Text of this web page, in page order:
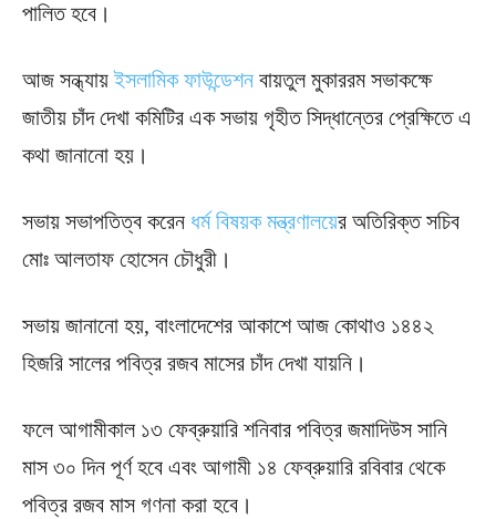
পালিত হবে।
আজ সন্ধ্যায়ইসলামিক ফাউন্ডেশন বায়তুল মুকাররম সভাকক্ষে
জাতীয় চাঁদ দেখা কমিটির এক সভায় গৃহীত সিদ্ধান্তের প্রেক্ষিতে এ
কথা জানানো হয়।
সভায় সভাপতিত্ব করেন ধর্ম বিষয়ক মন্ত্রণালয়ের অতিরিক্ত সচিব
মোঃ আলতাফ হোসেন চৌধুরী।
সভায় জানানো হয়, বাংলাদেশের আকাশে আজ কোথাও ১৪৪২
হিজরি সালের পবিত্র রজব মাসের চাঁদ দেখা যায়নি।
ফলে আগামীকাল ১৩ ফেব্রুয়ারি শনিবার পবিত্র জমাদিউস সানি
মাস ৩০ দিন পূর্ণ হবে এবং আগামী ১৪ ফেব্রুয়ারি রবিবার থেকে
পবিত্র রজব মাস গণনা করা হবে।